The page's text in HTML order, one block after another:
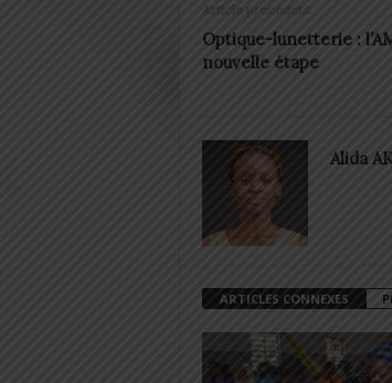
Article précédent
Optique-lunetterie :
nouvelle étape
Alida
ARTICLES CONNEXES